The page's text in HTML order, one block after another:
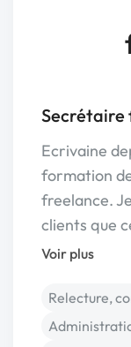
Secrétaire
Ecrivaine
formation
freelance.
clients que
Voir plus
Relecture,